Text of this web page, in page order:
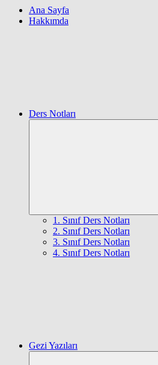
Ana Sayfa
Hakkımda
Ders Notları
1. Sınıf Ders Notları
2. Sınıf Ders Notları
3. Sınıf Ders Notları
4. Sınıf Ders Notları
Gezi Yazıları